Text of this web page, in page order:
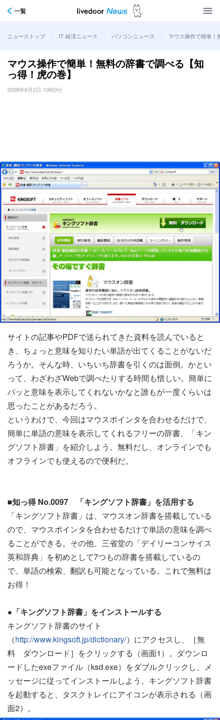
一覧
ニューストップ > IT 経済ニュース > パソコンニュース > マウス操作で簡単！
マウス操作で簡単！無料の辞書で調べる【知
っ得！虎の巻】
2009年6月2日 10時0分
サイトの記事やPDFで送られてきた資料を読んでいると
き、ちょっと意味を知りたい単語が出てくることがないだ
ろうか。そんな時、いちいち辞書を引くのは面倒。かとい
って、わざわざWebで調べたりする時間も惜しい。簡単に
パッと意味を表示してくれないかなと誰もが一度くらいは
思ったことがあるだろう。
というわけで、今回はマウスポインタを合わせるだけで、
簡単に単語の意味を表示してくれるフリーの辞書、「キン
グソフト辞書」を紹介しよう。無料だし、オンラインでも
オフラインでも使えるので便利だ。
■知っ得 No.0097 「キングソフト辞書」を活用する
「キングソフト辞書」は、マウスオン辞書を搭載している
ので、マウスポインタを合わせるだけで単語の意味を調べ
ることができる。その他、三省堂の「デイリーコンサイス
英和辞典」を初めとして7つもの辞書を搭載しているの
で、単語の検索、翻訳も可能となっている。これで無料は
お得！
●「キングソフト辞書」をインストールする
キングソフト辞書のサイト
（http://www.kingsoft.jp/dictionary/）にアクセスし、［無
料 ダウンロード］をクリックする（画面1）。ダウンロ
ードしたexeファイル（ksd.exe）をダブルクリックし、メ
ッセージに従ってインストールしよう。キングソフト辞書
を起動すると、タスクトレイにアイコンが表示される（画
面2）。